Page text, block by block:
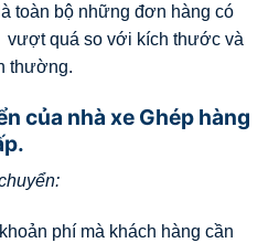
toàn bộ những đơn hàng có
quá so với kích thước và
thường.
của nhà xe Ghép hàng
phí mà khách hàng cần